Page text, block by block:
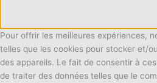
Pour offrir les meilleures expériences,
telles que les cookies pour stocker et/
des appareils. Le fait de consentir à
de traiter des données telles que le